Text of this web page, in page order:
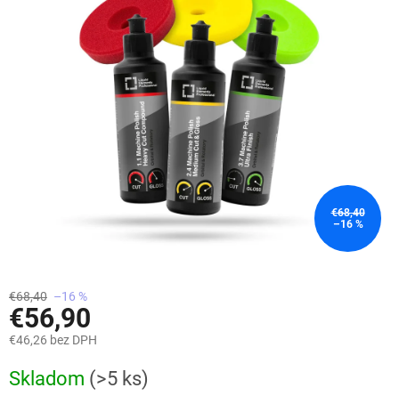
z
5
hviezdičiek.
€68,40
–16 %
€68,40 –16 %
€56,90
€46,26 bez DPH
cena:
Skladom (>5 ks)